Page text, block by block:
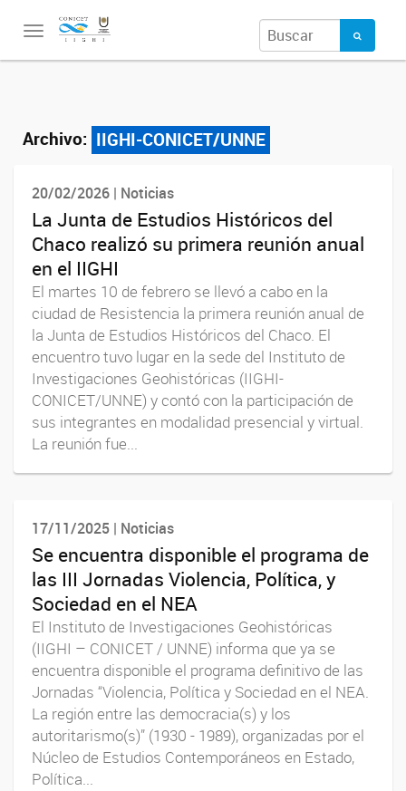
Toggle
Archivo: IIGHI-CONICET/UNNE
20/02/2026 | Noticias
La Junta de Estudios Históricos del
Chaco realizó su primera reunión anual
en el IIGHI
El martes 10 de febrero se llevó a cabo en la
ciudad de Resistencia la primera reunión anual de
la Junta de Estudios Históricos del Chaco. El
encuentro tuvo lugar en la sede del Instituto de
Investigaciones Geohistóricas (IIGHI-
CONICET/UNNE) y contó con la participación de
sus integrantes en modalidad presencial y virtual.
La reunión fue...
17/11/2025 | Noticias
Se encuentra disponible el programa de
las III Jornadas Violencia, Política, y
Sociedad en el NEA
El Instituto de Investigaciones Geohistóricas
(IIGHI – CONICET / UNNE) informa que ya se
encuentra disponible el programa definitivo de las
Jornadas “Violencia, Política y Sociedad en el NEA.
La región entre las democracia(s) y los
autoritarismo(s)” (1930 - 1989), organizadas por el
Núcleo de Estudios Contemporáneos en Estado,
Política...